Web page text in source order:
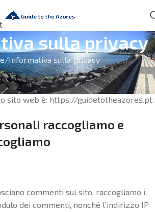
sulla privacy
Informativa sulla privacy
sito web è: https://guidetotheazores.pt.
raccogliamo e
commenti sul sito, raccogliamo i
dei commenti, nonché l’indirizzo IP